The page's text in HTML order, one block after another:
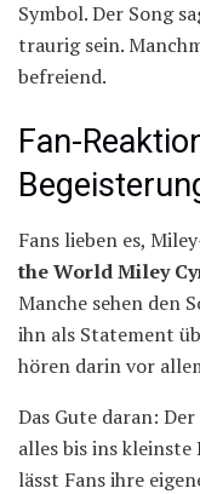
Symbol. Der Song
traurig sein.
befreiend.
Fan-
Fans lieben es,
the World Miley
Manche sehen den
ihn als Statement
hören darin vor
Das Gute daran:
alles bis ins
lässt Fans ihre